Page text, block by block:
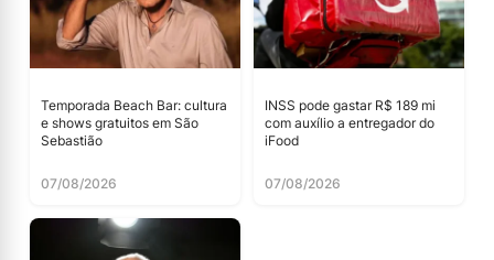
Temporada Beach Bar: cultura
e shows gratuitos em São
Sebastião
07/08/2026
INSS pode gastar R$ 189 mi
com auxílio a entregador do
iFood
07/08/2026